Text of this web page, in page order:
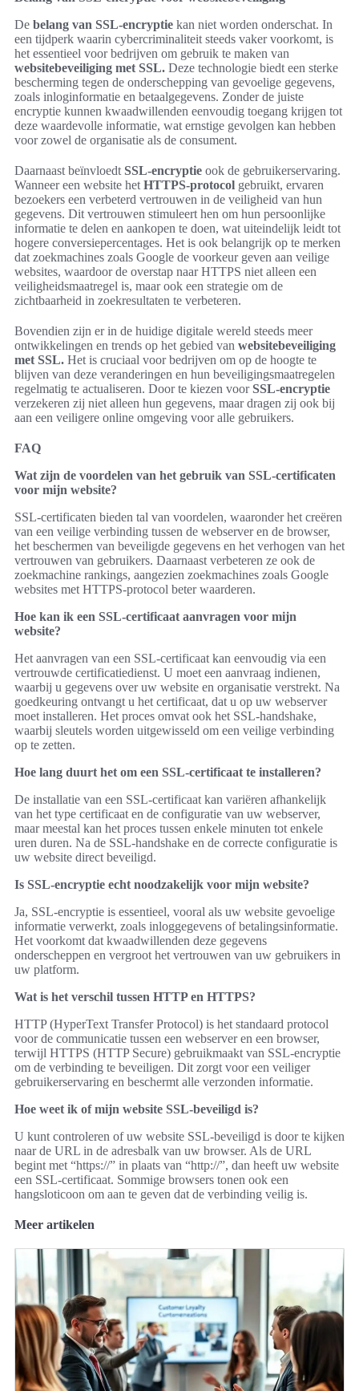
De belang van SSL-encryptie kan niet worden onderschat. In
een tijdperk waarin cybercriminaliteit steeds vaker voorkomt, is
het essentieel voor bedrijven om gebruik te maken van
websitebeveiliging met SSL. Deze technologie biedt een sterke
bescherming tegen de onderschepping van gevoelige gegevens,
zoals inloginformatie en betaalgegevens. Zonder de juiste
encryptie kunnen kwaadwillenden eenvoudig toegang krijgen tot
deze waardevolle informatie, wat ernstige gevolgen kan hebben
voor zowel de organisatie als de consument.
Daarnaast beïnvloedt SSL-encryptie ook de gebruikerservaring.
Wanneer een website het HTTPS-protocol gebruikt, ervaren
bezoekers een verbeterd vertrouwen in de veiligheid van hun
gegevens. Dit vertrouwen stimuleert hen om hun persoonlijke
informatie te delen en aankopen te doen, wat uiteindelijk leidt tot
hogere conversiepercentages. Het is ook belangrijk op te merken
dat zoekmachines zoals Google de voorkeur geven aan veilige
websites, waardoor de overstap naar HTTPS niet alleen een
veiligheidsmaatregel is, maar ook een strategie om de
zichtbaarheid in zoekresultaten te verbeteren.
Bovendien zijn er in de huidige digitale wereld steeds meer
ontwikkelingen en trends op het gebied van websitebeveiliging
met SSL. Het is cruciaal voor bedrijven om op de hoogte te
blijven van deze veranderingen en hun beveiligingsmaatregelen
regelmatig te actualiseren. Door te kiezen voorSSL-encryptie
verzekeren zij niet alleen hun gegevens, maar dragen zij ook bij
aan een veiligere online omgeving voor alle gebruikers.
FAQ
Wat zijn de voordelen van het gebruik van SSL-certificaten
voor mijn website?
SSL-certificaten bieden tal van voordelen, waaronder het creëren
van een veilige verbinding tussen de webserver en de browser,
het beschermen van beveiligde gegevens en het verhogen van het
vertrouwen van gebruikers. Daarnaast verbeteren ze ook de
zoekmachine rankings, aangezien zoekmachines zoals Google
websites met HTTPS-protocol beter waarderen.
Hoe kan ik een SSL-certificaat aanvragen voor mijn
website?
Het aanvragen van een SSL-certificaat kan eenvoudig via een
vertrouwde certificatiedienst. U moet een aanvraag indienen,
waarbij u gegevens over uw website en organisatie verstrekt. Na
goedkeuring ontvangt u het certificaat, dat u op uw webserver
moet installeren. Het proces omvat ook het SSL-handshake,
waarbij sleutels worden uitgewisseld om een veilige verbinding
op te zetten.
Hoe lang duurt het om een SSL-certificaat te installeren?
De installatie van een SSL-certificaat kan variëren afhankelijk
van het type certificaat en de configuratie van uw webserver,
maar meestal kan het proces tussen enkele minuten tot enkele
uren duren. Na de SSL-handshake en de correcte configuratie is
uw website direct beveiligd.
Is SSL-encryptie echt noodzakelijk voor mijn website?
Ja, SSL-encryptie is essentieel, vooral als uw website gevoelige
informatie verwerkt, zoals inloggegevens of betalingsinformatie.
Het voorkomt dat kwaadwillenden deze gegevens
onderscheppen en vergroot het vertrouwen van uw gebruikers in
uw platform.
Wat is het verschil tussen HTTP en HTTPS?
HTTP (HyperText Transfer Protocol) is het standaard protocol
voor de communicatie tussen een webserver en een browser,
terwijl HTTPS (HTTP Secure) gebruikmaakt van SSL-encryptie
om de verbinding te beveiligen. Dit zorgt voor een veiliger
gebruikerservaring en beschermt alle verzonden informatie.
Hoe weet ik of mijn website SSL-beveiligd is?
U kunt controleren of uw website SSL-beveiligd is door te kijken
naar de URL in de adresbalk van uw browser. Als de URL
begint met “https://” in plaats van “http://”, dan heeft uw website
een SSL-certificaat. Sommige browsers tonen ook een
hangsloticoon om aan te geven dat de verbinding veilig is.
Meer artikelen